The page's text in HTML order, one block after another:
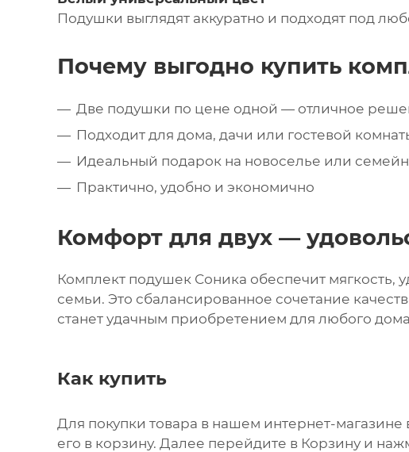
Подушки выглядят аккуратно и подходят под
Почему выгодно купить
Две подушки по цене одной — отличное
Подходит для дома, дачи или гостевой
Идеальный подарок на новоселье или
Практично, удобно и экономично
Комфорт для двух —
Комплект подушек Соника обеспечит
семьи. Это сбалансированное сочетание
станет удачным приобретением для любого
Как купить
Для покупки товара в нашем интернет-
его в корзину. Далее перейдите в Корзину и